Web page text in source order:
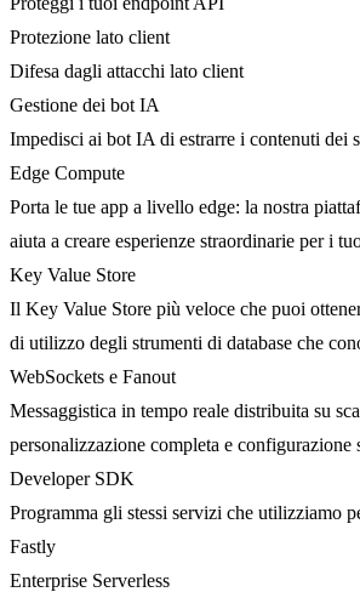
Protezione lato client
Difesa dagli attacchi lato client
Gestione dei bot IA
Impedisci ai bot IA di estrarre i contenuti dei
Edge Compute
Porta le tue app a livello edge: la nostra
aiuta a creare esperienze straordinarie per i
Key Value Store
Il Key Value Store più veloce che puoi
di utilizzo degli strumenti di database che
WebSockets e Fanout
Messaggistica in tempo reale distribuita su
personalizzazione completa e configurazione
Developer SDK
Programma gli stessi servizi che utilizziamo
Fastly
Enterprise Serverless